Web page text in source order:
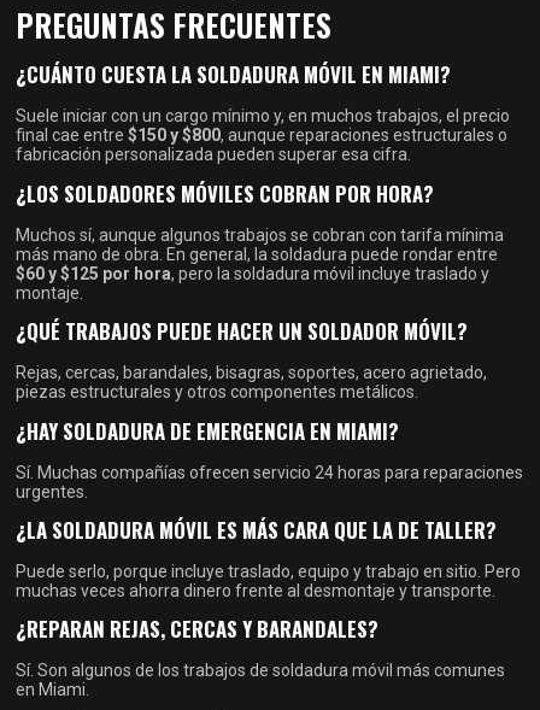
PREGUNTAS FRECUENTES
¿CUÁNTO CUESTA LA SOLDADURA MÓVIL EN MIAMI?
Suele iniciar con un cargo mínimo y, en muchos trabajos, el precio
final cae entre$150 y $800, aunque reparaciones estructurales o
fabricación personalizada pueden superar esa cifra.
¿LOS SOLDADORES MÓVILES COBRAN POR HORA?
Muchos sí, aunque algunos trabajos se cobran con tarifa mínima
más mano de obra. En general, la soldadura puede rondar entre
$60 y $125 por hora, pero la soldadura móvil incluye traslado y
montaje.
¿QUÉ TRABAJOS PUEDE HACER UN SOLDADOR MÓVIL?
Rejas, cercas, barandales, bisagras, soportes, acero agrietado,
piezas estructurales y otros componentes metálicos.
¿HAY SOLDADURA DE EMERGENCIA EN MIAMI?
Sí. Muchas compañías ofrecen servicio 24 horas para reparaciones
urgentes.
¿LA SOLDADURA MÓVIL ES MÁS CARA QUE LA DE TALLER?
Puede serlo, porque incluye traslado, equipo y trabajo en sitio. Pero
muchas veces ahorra dinero frente al desmontaje y transporte.
¿REPARAN REJAS, CERCAS Y BARANDALES?
Sí. Son algunos de los trabajos de soldadura móvil más comunes
en Miami.